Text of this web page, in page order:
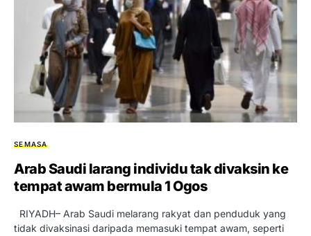
SEMASA
Arab Saudi larang individu tak divaksin ke
tempat awam bermula 1 Ogos
RIYADH– Arab Saudi melarang rakyat dan penduduk yang
tidak divaksinasi daripada memasuki tempat awam, seperti